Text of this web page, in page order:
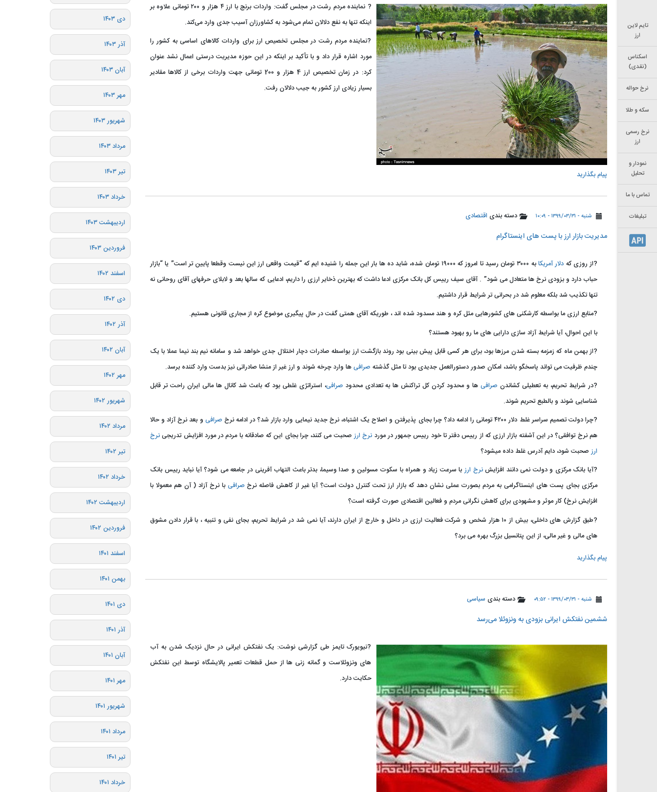
تایم لاین
ارز
اسکناس
(نقدی)
نرخ حواله
سکه و طلا
نرخ رسمی
ارز
نمودار و
تحلیل
تماس با ما
تبلیغات
? نماینده مردم رشت در مجلس گفت: واردات برنج با ارز ۴ هزار و ۲۰۰ تومانی علاوه بر
اینکه تنها به نفع دلالان تمام می‌شود به کشاورزان آسیب جدی وارد می‌کند.
?نماینده مردم رشت در مجلس تخصیص ارز برای واردات کالاهای اساسی به کشور را
مورد اشاره قرار داد و با تأکید بر اینکه در این حوزه مدیریت درستی اعمال نشد عنوان
کرد: در زمان تخصیص ارز 4 هزار و 200 تومانی جهت واردات برخی از کالاها مقادیر
بسیار زیادی ارز کشور به جیب دلالان رفت.
پیام بگذارید
شنبه - ۱۳۹۹/۰۳/۳۱ - ۱۰:۰۹ دسته بندی اقتصادی
مدیریت بازار ارز با پست های اینستاگرام
?از روزی که دلار آمریکا
به ۳۰۰۰ تومان رسید تا امروز که ۱۹۰۰۰ تومان شده، شاید ده ها بار این جمله را شنیده ایم که “قیمت واقعی ارز این نیست وقطعا پایین تر است” یا “بازار
حباب دارد و بزودی نرخ ها متعادل می شود” . آقای سیف رییس کل بانک مرکزی ادعا داشت که بهترین ذخایر ارزی را داریم، ادعایی که سالها بعد و لابلای حرفهای آقای روحانی نه
تنها تکذیب شد بلکه معلوم شد در بحرانی تر شرایط قرار داشتیم.
?منابع ارزی ما بواسطه کارشکنی های کشورهایی مثل کره و هند مسدود شده اند ، طوریکه آقای همتی گفت در حال پیگیری موضوع کره از مجاری قانونی هستیم.
با این احوال، آیا شرایط آزاد سازی دارایی های ما رو بهبود هستند؟
?از بهمن ماه که زمزمه بسته شدن مرزها بود، برای هر کسی قابل پیش بینی بود روند بازگشت ارز بواسطه صادرات دچار اختلال جدی خواهد شد و سامانه نیم بند نیما عملا با یک
چندم ظرفیت می تواند پاسخگو باشد، امکان صدور دستورالعمل جدیدی بود تا مثل گذشته صرافیها وارد چرخه شوند و ارز غیر از منشا صادراتی نیز بدست وارد کننده برسد.
?در شرایط تحریم، به تعطیلی کشاندن صرافیها و محدود کردن کل تراکنش ها به تعدادی محدود صرافی، استراتژی غلطی بود که باعث شد کانال ها مالی ایران راحت تر قابل
شناسایی شوند و بالطبع تحریم شوند.
?چرا دولت تصمیم سراسر غلط دلار ۴۲۰۰ تومانی را ادامه داد؟ چرا بجای پذیرفتن و اصلاح یک اشتباه، نرخ جدید نیمایی وارد بازار شد؟ در ادامه نرخ
صرافی و بعد نرخ آزاد و حالا
هم نرخ توافقی؟ در این آشفته بازار ارزی که از رییس دفتر تا خود رییس جمهور در مورد نرخ ارز صحبت می کنند، چرا بجای این که صادقانه با مردم در مورد افزایش تدریجینرخ
ارز صحبت شود، دایم آدرس غلط داده میشود؟
?آیا بانک مرکزی و دولت نمی دانند افزایشنرخ ارزبا سرعت زیاد و همراه با سکوت مسولین و صدا وسیما، بدتر باعث التهاب آفرینی در جامعه می شود؟ آیا نباید رییس بانک
مرکزی بجای پست های اینستاگرامی به مردم بصورت عملی نشان دهد که بازار ارز تحت کنترل دولت است؟ آیا غیر از کاهش فاصله نرخ صرافی با نرخ آزاد ( آن هم معمولا با
افزایش نرخ) کار موثر و مشهودی برای کاهش نگرانی مردم و فعالین اقتصادی صورت گرفته است؟
?طبق گزارش های داخلی، بیش از ۱۰ هزار شخص و شرکت فعالیت ارزی در داخل و خارج از ایران دارند، آیا نمی شد در شرایط تحریم، بجای نفی و تنبیه ، با قرار دادن مشوق
های مالی و غیر مالی، از این پتانسیل بزرگ بهره می برد؟
پیام بگذارید
شنبه - ۱۳۹۹/۰۳/۳۱ - ۰۹:۵۲ دسته بندی سیاسی
ششمین نفتکش ایرانی بزودی به ونزوئلا می‌رسد
?نیویورک تایمز طی گزارشی نوشت: یک نفتکش ایرانی در حال نزدیک شدن به آب
های ونزوئلاست و گمانه زنی ها از حمل قطعات تعمیر پالایشگاه توسط این نفتکش
حکایت دارد.
دی ۱۴۰۳
آذر ۱۴۰۳
آبان ۱۴۰۳
مهر ۱۴۰۳
شهریور ۱۴۰۳
مرداد ۱۴۰۳
تیر ۱۴۰۳
خرداد ۱۴۰۳
اردیبهشت ۱۴۰۳
فروردین ۱۴۰۳
اسفند ۱۴۰۲
دی ۱۴۰۲
آذر ۱۴۰۲
آبان ۱۴۰۲
مهر ۱۴۰۲
شهریور ۱۴۰۲
مرداد ۱۴۰۲
تیر ۱۴۰۲
خرداد ۱۴۰۲
اردیبهشت ۱۴۰۲
فروردین ۱۴۰۲
اسفند ۱۴۰۱
بهمن ۱۴۰۱
دی ۱۴۰۱
آذر ۱۴۰۱
آبان ۱۴۰۱
مهر ۱۴۰۱
شهریور ۱۴۰۱
مرداد ۱۴۰۱
تیر ۱۴۰۱
خرداد ۱۴۰۱